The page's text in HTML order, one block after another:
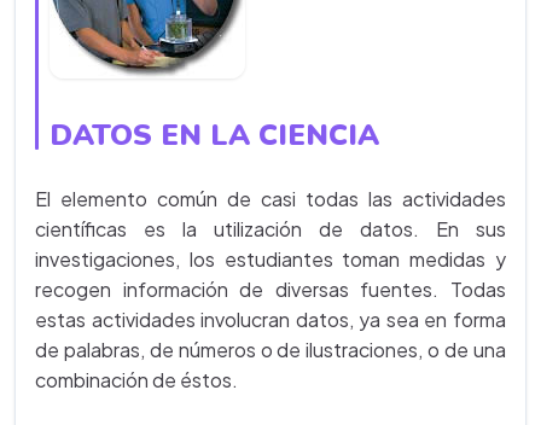
DATOS EN LA CIENCIA
El elemento común de casi todas las actividades
científicas es la utilización de datos. En sus
investigaciones, los estudiantes toman medidas y
recogen información de diversas fuentes. Todas
estas actividades involucran datos, ya sea en forma
de palabras, de números o de ilustraciones, o de una
combinación de éstos.